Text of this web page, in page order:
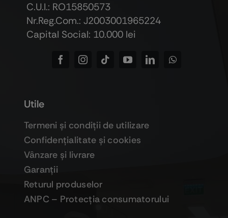
C.U.I.: RO15850573
Nr.Reg.Com.: J2003001965224
Capital Social: 10.000 lei
Utile
Termeni şi condiţii de utilizare
Confidenţialitate şi cookies
Vânzare şi livrare
Garanţii
Returul produselor
ANPC – Protecţia consumatorului